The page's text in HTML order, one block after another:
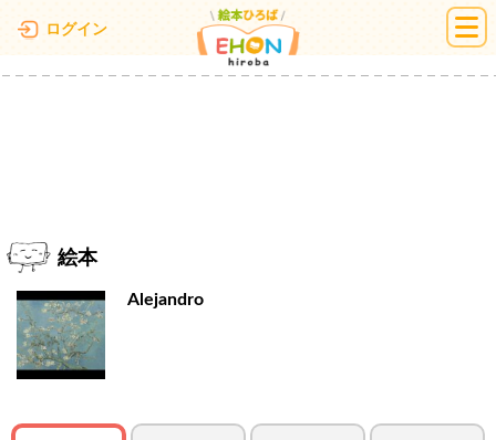
ログイン 絵本ひろば
絵本
Alejandro